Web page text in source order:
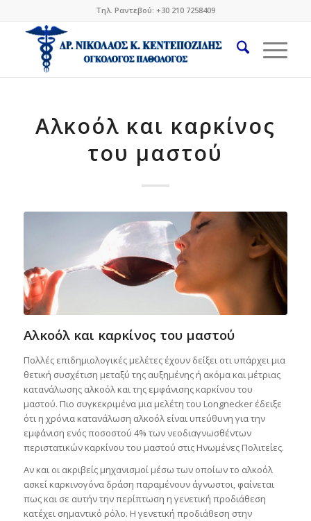
Τηλ. Ραντεβού: +30 210 7258409
Αλκοόλ και καρκίνος
του μαστού
Αλκοόλ και καρκίνος του μαστού
Πολλές επιδημιολογικές μελέτες έχουν δείξει οτι υπάρχει μια
θετική συσχέτιση μεταξύ της αυξημένης ή ακόμα και μέτριας
κατανάλωσης αλκοόλ και της εμφάνισης καρκίνου του
μαστού. Πιο συγκεκριμένα μια μελέτη του Longnecker έδειξε
ότι η χρόνια κατανάλωση αλκοόλ είναι υπεύθυνη για την
εμφάνιση ενός ποσοστού 4% των νεοδιαγνωσθέντων
περιστατικών καρκίνου του μαστού στις Ηνωμένες Πολιτείες.
Αν και οι ακριβείς μηχανισμοί μέσω των οποίων το αλκοόλ
ασκεί καρκινογόνα δράση παραμένουν άγνωστοι, φαίνεται
πως και σε αυτήν την περίπτωση η γενετική προδιάθεση
κατέχει σημαντικό ρόλο. Η γενετική προδιάθεση στην